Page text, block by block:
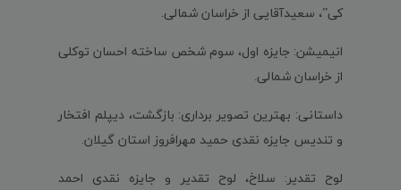
کی”، سعیدآقایی از خراسان شمالی.
انیمیشن: جایزه اول، سوم شخص ساخته احسان توکلی
از خراسان شمالی.
داستانی: بهترین تصویر برداری: بازگشت، دیپلم افتخار
و تندیس جایزه نقدی حمید مهرافروز استان گیلان.
لوح تقدیر: سلاخ، لوح تقدیر و جایزه نقدی احمد